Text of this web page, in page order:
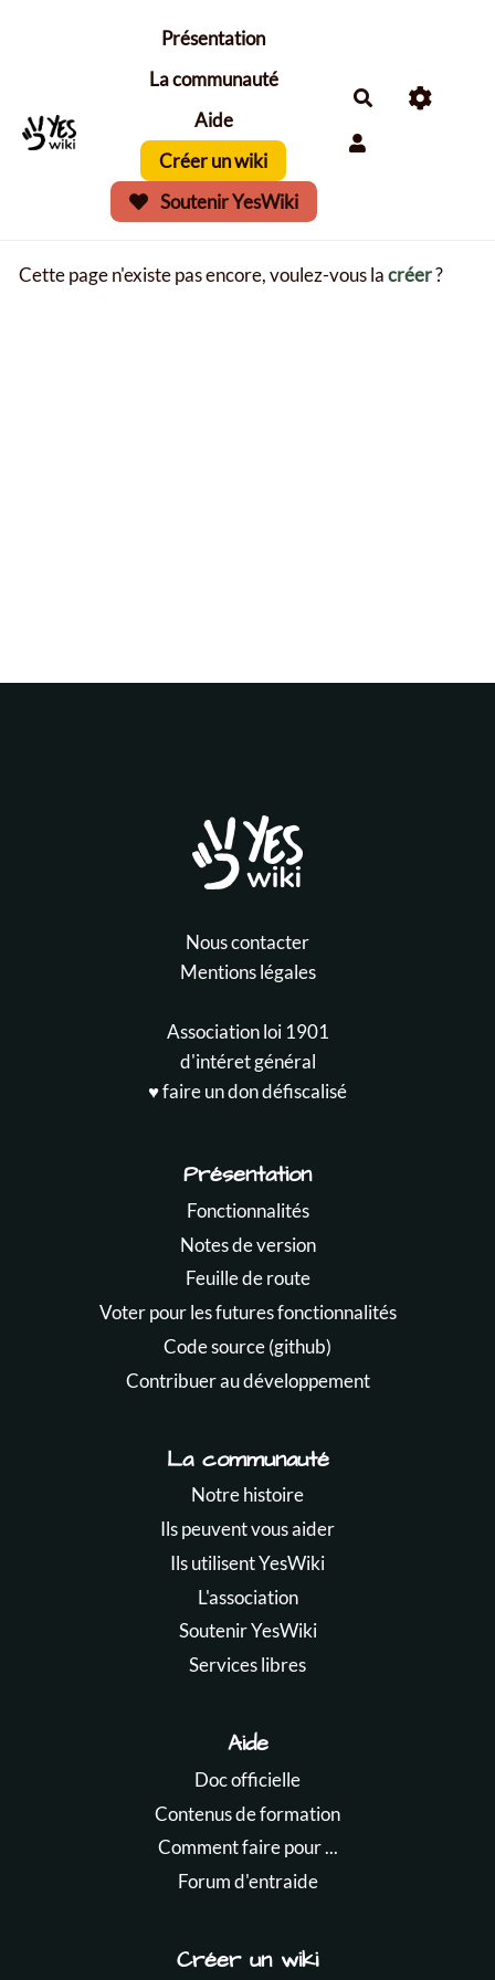
Aller au contenu principal
Présentation
La communauté
Aide
Créer un wiki
Soutenir YesWiki
Cette page n'existe pas encore, voulez-vous lacréer?
Nous contacter
Mentions légales
Association loi 1901
d'intéret général
♥️ faire un don défiscalisé
Présentation
Fonctionnalités
Notes de version
Feuille de route
Voter pour les futures fonctionnalités
Code source (github)
Contribuer au développement
La communauté
Notre histoire
Ils peuvent vous aider
Ils utilisent YesWiki
L'association
Soutenir YesWiki
Services libres
Aide
Doc officielle
Contenus de formation
Comment faire pour ...
Forum d'entraide
Créer un wiki